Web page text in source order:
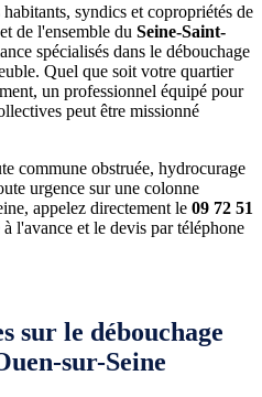
syndics et copropriétés de
et de l'ensemble du Seine-Saint-
spécialisés dans le débouchage
Quel que soit votre quartier
un professionnel équipé pour
peut être missionné
commune obstruée, hydrocurage
urgence sur une colonne
appelez directement le 09 72 51
l'avance et le devis par téléphone
sur le débouchage
sur-Seine